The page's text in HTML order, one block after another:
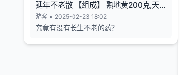
延年不老散 【组成】 熟地黄200克,天
冬180克 五味子60 克
游客 • 2025-02-23 18:02
究竟有没有长生不老的药？